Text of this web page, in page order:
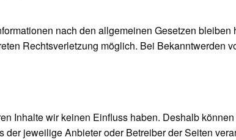
nach den allgemeinen Gesetzen
Rechtsverletzung möglich. Bei Bekanntwerden
Inhalte wir keinen Einfluss haben. Deshalb
jeweilige Anbieter oder Betreiber der Seiten